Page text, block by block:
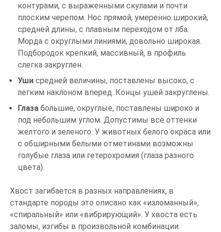
контурами, с выраженными скулами и почти
плоским черепом. Нос прямой, умеренно широкий,
средней длины, с плавным переходом от лба.
Морда с округлыми линиями, довольно широкая.
Подбородок крепкий, массивный, в профиль
слегка закруглен.
Уши средней величины, поставлены высоко, с
легким наклоном вперед. Концы ушей закруглены.
Глаза большие, округлые, поставлены широко и
под небольшим углом. Допустимы все оттенки
желтого и зеленого. У животных белого окраса или
с обширными белыми отметинами возможны
голубые глаза или гетерохромия (глаза разного
цвета).
Хвост загибается в разных направлениях, в
стандарте породы это описано как «изломанный»,
«спиральный» или «вибрирующий». У хвоста есть
заломы, изгибы в произвольной комбинации.